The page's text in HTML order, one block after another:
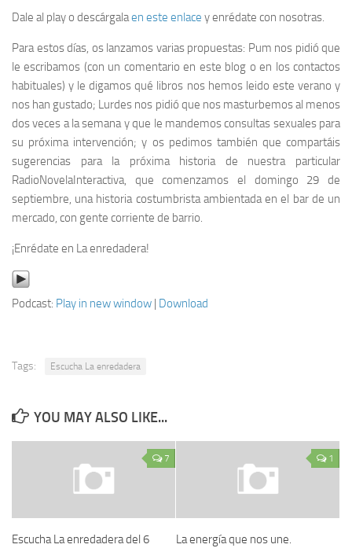
Dale al play o descárgalaen este enlace y enrédate con nosotras.
Para estos días, os lanzamos varias propuestas: Pum nos pidió que
le escribamos (con un comentario en este blog o en los contactos
habituales) y le digamos qué libros nos hemos leido este verano y
nos han gustado; Lurdes nos pidió que nos masturbemos al menos
dos veces a la semana y que le mandemos consultas sexuales para
su próxima intervención; y os pedimos también que compartáis
sugerencias para la próxima historia de nuestra particular
RadioNovelaInteractiva, que comenzamos el domingo 29 de
septiembre, una historia costumbrista ambientada en el bar de un
mercado, con gente corriente de barrio.
¡Enrédate en La enredadera!
Podcast: Play in new window | Download
Tags: Escucha La enredadera
YOU MAY ALSO LIKE...
7
Escucha La enredadera del 6
1
La energía que nos une.